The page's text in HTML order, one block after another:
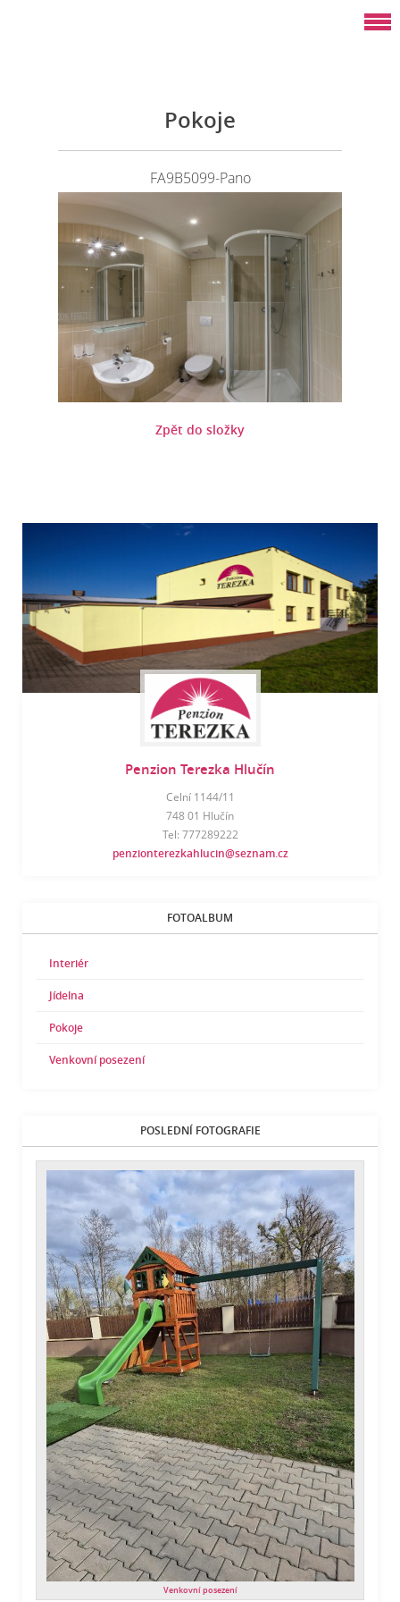
Pokoje
FA9B5099-Pano
Zpět do složky
Penzion Terezka Hlučín
Celní 1144/11
748 01 Hlučín
Tel: 777289222
penzionterezkahlucin@seznam.cz
FOTOALBUM
Interiér
Jídelna
Pokoje
Venkovní posezení
POSLEDNÍ FOTOGRAFIE
Venkovní posezení